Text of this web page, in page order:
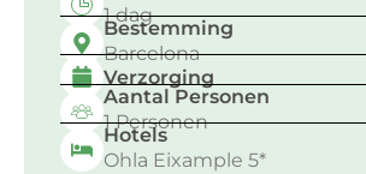
1 dag
Bestemming
Barcelona
Verzorging
Aantal Personen
1 Personen
Hotels
Ohla Eixample 5*